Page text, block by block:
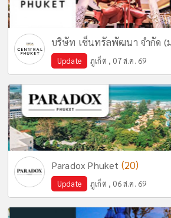
บริษัท เซ็นทรัลพัฒนา จำกัด
Update ภูเก็ต , 07 ส.ค. 69
Paradox Phuket (20)
Update ภูเก็ต , 06 ส.ค. 69